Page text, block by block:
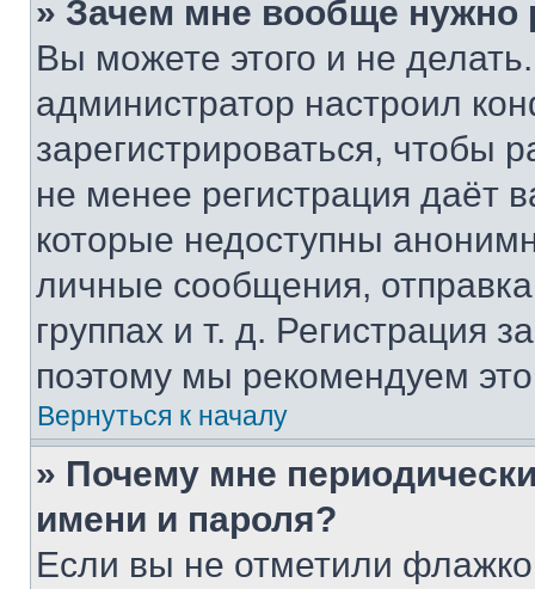
» Зачем мне вообще нужно
Вы можете этого и не
администратор настроил
зарегистрироваться, чтобы
не менее регистрация даёт
которые недоступны
личные сообщения,
группах и т. д. Регистрация
поэтому мы рекомендуем
Вернуться к началу
» Почему мне
имени и пароля?
Если вы не отметили